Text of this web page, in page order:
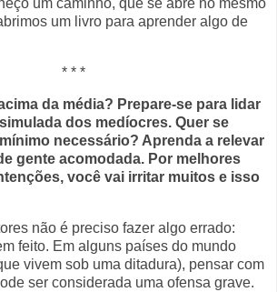
um livro para aprender algo de
* * *
da média? Prepare-se para lidar
dos medíocres. Quer se
necessário? Aprenda a relevar
gente acomodada. Por melhores
você vai irritar muitos e isso
não é preciso fazer algo errado:
feito. Em alguns países do mundo
vivem sob uma ditadura), pensar com
ser considerada uma ofensa grave.